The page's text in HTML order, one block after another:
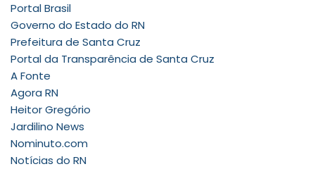
Portal Brasil
Governo do Estado do RN
Prefeitura de Santa Cruz
Portal da Transparência de Santa Cruz
A Fonte
Agora RN
Heitor Gregório
Jardilino News
Nominuto.com
Notícias do RN